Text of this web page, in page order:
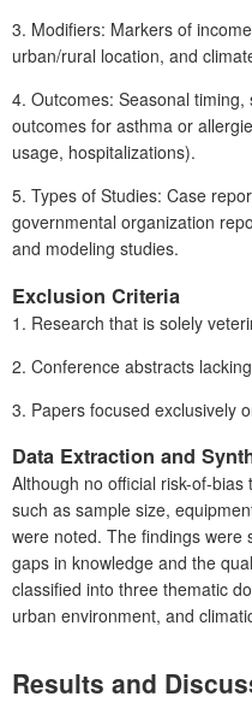
3. Modifiers: Markers of
urban/rural location, and
4. Outcomes: Seasonal
outcomes for asthma or
usage, hospitalizations).
5. Types of Studies: Case
governmental organization
and modeling studies.
Exclusion Criteria
1. Research that is solely
2. Conference abstracts
3. Papers focused exclusively
Data Extraction and
Although no official risk-of-
such as sample size,
were noted. The findings were
gaps in knowledge and the
classified into three thematic
urban environment, and
Results and